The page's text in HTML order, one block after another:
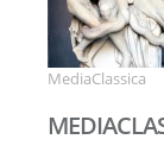
MediaClassica